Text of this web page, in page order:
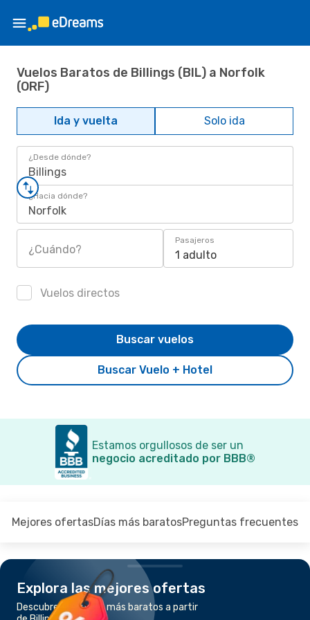
Vuelos Baratos de Billings (BIL) a Norfolk
(ORF)
Ida y vuelta Solo ida
¿Desde dónde?
Billings
¿Hacia dónde?
Norfolk
¿Cuándo?
Pasajeros
1 adulto
Vuelos directos
Buscar Vuelo + Hotel
Buscar vuelos
Estamos orgullosos de ser un
negocio acreditado por BBB®
Mejores ofertasDías más baratosPreguntas frecuentes
Explora las mejores ofertas
Descubre los vuelos más baratos a partir